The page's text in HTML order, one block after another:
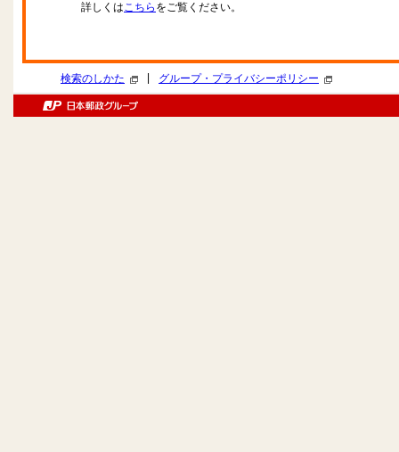
詳しくはこちら をご覧ください。
検索のしかた グループ・プライバシーポリシー